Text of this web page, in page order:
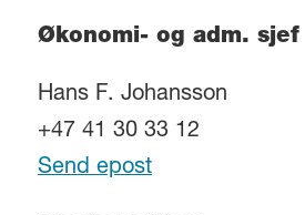
Økonomi- og adm. sjef
Hans F. Johansson
+47 41 30 33 12
Send epost